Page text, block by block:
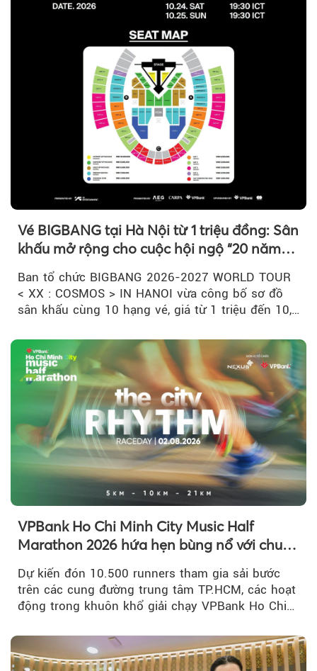
Vé BIGBANG tại Hà Nội từ 1 triệu đồng: Sân
khấu mở rộng cho cuộc hội ngộ “20 năm
có một”
Ban tổ chức BIGBANG 2026-2027 WORLD TOUR
< XX : COSMOS > IN HANOI vừa công bố sơ đồ
sân khấu cùng 10 hạng vé, giá từ 1 triệu đến 10,5
VPBank Ho Chi Minh City Music Half
Marathon 2026 hứa hẹn bùng nổ với chuỗi
hoạt động đa trải nghiệm
Dự kiến đón 10.500 runners tham gia sải bước
trên các cung đường trung tâm TP.HCM, các hoạt
động trong khuôn khổ giải chạy VPBank Ho Chi